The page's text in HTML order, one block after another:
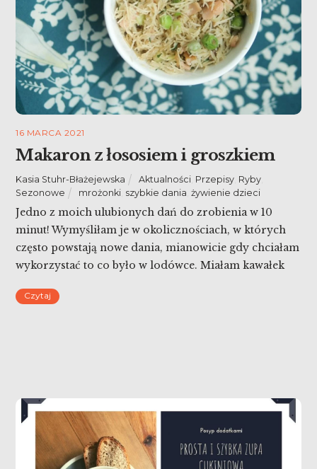
16 MARCA 2021
Makaron z łososiem i groszkiem
Kasia Stuhr-Błażejewska Aktualności Przepisy Ryby
Sezonowe
mrożonki szybkie dania ,żywienie dzieci
Jedno z moich ulubionych dań do zrobienia w 10
minut! Wymyśliłam je w okolicznościach, w których
często powstają nowe dania, mianowicie gdy chciałam
wykorzystać to co było w lodówce. Miałam kawałek
makaron z łososiem i groszkiem!
Czytaj